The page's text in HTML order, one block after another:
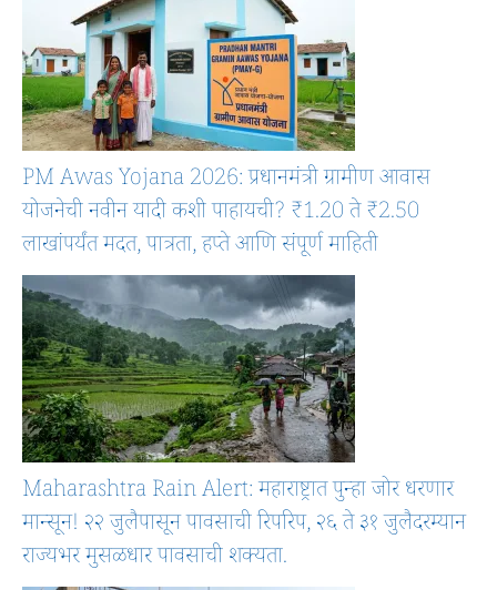
PM Awas Yojana 2026: प्रधानमंत्री ग्रामीण आवास
योजनेची नवीन यादी कशी पाहायची? ₹1.20 ते ₹2.50
लाखांपर्यंत मदत, पात्रता, हप्ते आणि संपूर्ण माहिती
Maharashtra Rain Alert: महाराष्ट्रात पुन्हा जोर धरणार
मान्सून! २२ जुलैपासून पावसाची रिपरिप, २६ ते ३१ जुलैदरम्यान
राज्यभर मुसळधार पावसाची शक्यता.